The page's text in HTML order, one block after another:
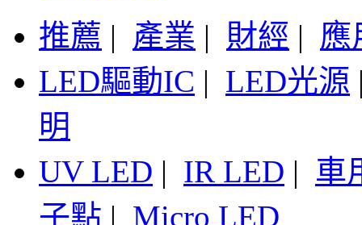
推薦 | 產業 | 財經 | 應
LED驅動IC | LED光源
明
UV LED | IR LED | 車
子點 | Micro LED